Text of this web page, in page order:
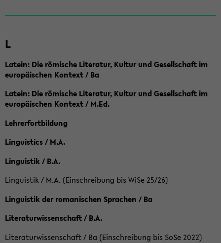
L
Latein: Die römische Literatur, Kultur und Gesellschaft im
europäischen Kontext / Ba
Latein: Die römische Literatur, Kultur und Gesellschaft im
europäischen Kontext / M.Ed.
Lehrerfortbildung
Linguistics / M.A.
Linguistik / B.A.
Linguistik / M.A. (Einschreibung bis WiSe 25/26)
Linguistik der romanischen Sprachen / Ba
Literaturwissenschaft / B.A.
Literaturwissenschaft / Ba (Einschreibung bis SoSe 2022)